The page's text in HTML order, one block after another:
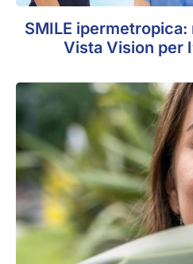
SMILE
Vista Vision per